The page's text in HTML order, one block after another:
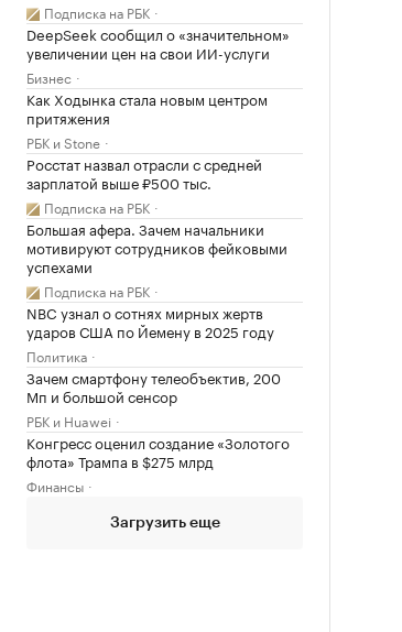
Подписка на РБК
DeepSeek сообщил о «значительном»
увеличении цен на свои ИИ-услуги
Бизнес
Как Ходынка стала новым центром
притяжения
РБК и Stone
Росстат назвал отрасли с средней
зарплатой выше ₽500 тыс.
Подписка на РБК
Большая афера. Зачем начальники
мотивируют сотрудников фейковыми
успехами
Подписка на РБК
NBC узнал о сотнях мирных жертв
ударов США по Йемену в 2025 году
Политика
Зачем смартфону телеобъектив, 200
Мп и большой сенсор
РБК и Huawei
Конгресс оценил создание «Золотого
флота» Трампа в $275 млрд
Финансы
Загрузить еще